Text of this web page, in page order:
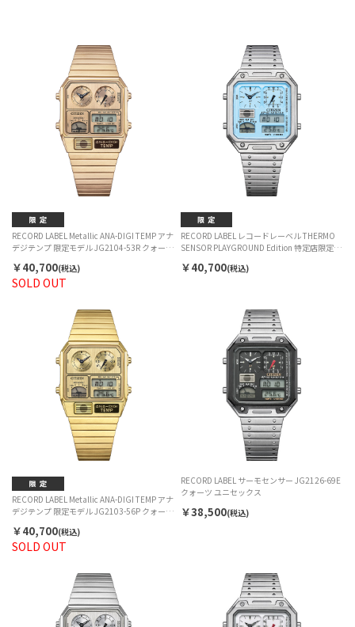
SOLD OUT
RECORD LABEL Metallic ANA-DIGI TEMP アナ
デジテンプ 限定モデル JG2104-53R クォーツ
￥40,700(税込)
RECORD LABEL レコードレーベル THERMO
SENSOR PLAYGROUND Edition 特定店限定モ
￥40,700(税込)
SOLD OUT
RECORD LABEL Metallic ANA-DIGI TEMP アナ
デジテンプ 限定モデル JG2103-56P クォーツ
￥40,700(税込)
RECORD LABEL サーモセンサー JG2126-69E
クォーツ ユニセックス
￥38,500(税込)